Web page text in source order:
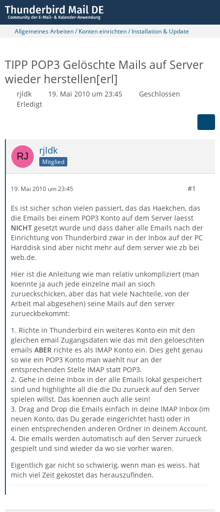
Allgemeines Arbeiten / Konten einrichten / Installation & Update
TIPP POP3 Gelöschte Mails auf Server
wieder herstellen[erl]
rjldk 19. Mai 2010 um 23:45
Geschlossen
Erledigt
rjldk
Mitglied
19. Mai 2010 um 23:45 #1
Es ist sicher schon vielen passiert, das das Haekchen, das
die Emails bei einem POP3 Konto auf dem Server laesst
NICHT gesetzt wurde und dass daher alle Emails nach der
Einrichtung von Thunderbird zwar in der Inbox auf der PC
Harddisk sind aber nicht mehr auf dem server wie zb bei
web.de.
Hier ist die Anleitung wie man relativ unkompliziert (man
koennte ja auch jede einzelne mail an sioch
zurueckschicken, aber das hat viele Nachteile, von der
Arbeit mal abgesehen) seine Mails auf den server
zurueckbekommt:
1. Richte in Thunderbird ein weiteres Konto ein mit den
gleichen email Zugangsdaten wie das mit den geloeschten
emails ABER richte es als IMAP Konto ein. Dies geht genau
so wie ein POP3 Konto man waehlt nur an der
entsprechenden Stelle IMAP statt POP3.
2. Gehe in deine Inbox in der alle Emails lokal gespeichert
sind und highlighte all die die Du zurueck auf den Server
spielen willst. Das koennen auch alle sein!
3. Drag and Drop die Emails einfach in deine IMAP Inbox (im
neuen Konto, das Du gerade eingerichtet hast) oder in
einen entsprechenden anderen Ordner in deinem Account.
4. Die emails werden automatisch auf den Server zurueck
gespielt und sind wieder da wo sie vorher waren.
Eigentlich gar nicht so schwierig, wenn man es weiss. hat
mich viel Zeit gekostet das herauszufinden.